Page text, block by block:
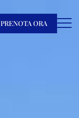
PRENOTA ORA